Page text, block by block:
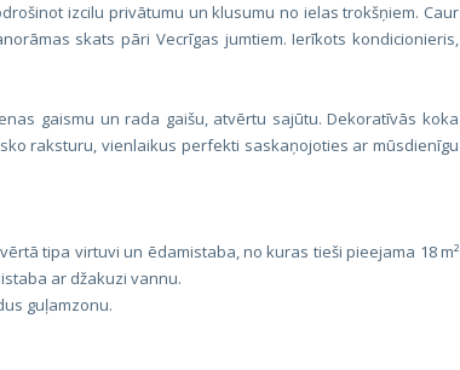
izcilu privātumu un klusumu no ielas trokšņiem. Caur
skats pāri Vecrīgas jumtiem. Ierīkots kondicionieris,
gaismu un rada gaišu, atvērtu sajūtu. Dekoratīvās koka
raksturu, vienlaikus perfekti saskaņojoties ar mūsdienīgu
tipa virtuvi un ēdamistaba, no kuras tieši pieejama 18 m²
ar džakuzi vannu.
guļamzonu.